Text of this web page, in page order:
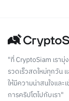
"ที่ CryptoSiam เรา
รวดเร็วสดใหม่ทุกวัน
ให้มีความน่าสนใจและ
การคริปโตไปกับเรา"